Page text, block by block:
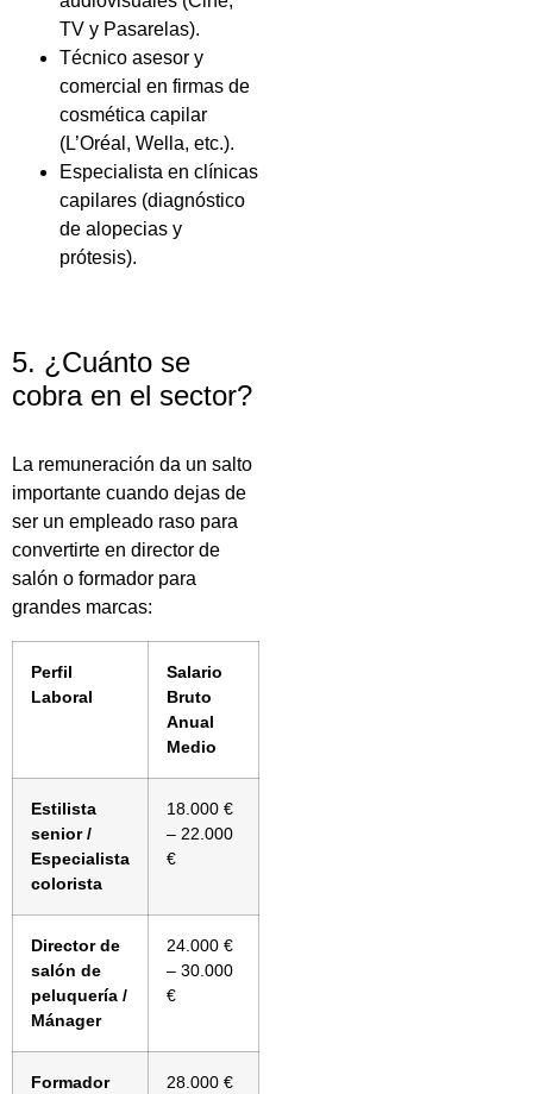
TV y Pasarelas).
Técnico asesor y
comercial en firmas de
cosmética capilar
(L’Oréal, Wella, etc.).
Especialista en clínicas
capilares (diagnóstico
de alopecias y
prótesis).
5. ¿Cuánto se
cobra en el sector?
La remuneración da un salto
importante cuando dejas de
ser un empleado raso para
convertirte en director de
salón o formador para
grandes marcas:
Perfil
Laboral
Salario
Bruto
Anual
Medio
Estilista
senior /
Especialista
colorista
18.000 €
– 22.000
€
Director de
salón de
peluquería /
Mánager
24.000 €
– 30.000
€
Formador
28.000 €